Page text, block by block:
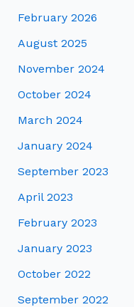
February 2026
August 2025
November 2024
October 2024
March 2024
January 2024
September 2023
April 2023
February 2023
January 2023
October 2022
September 2022